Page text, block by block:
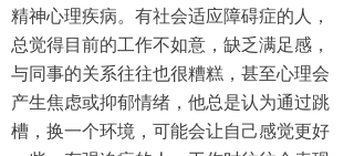
精神心理疾病。有社会适应障碍症的人，
总觉得目前的工作不如意，缺乏满足感，
与同事的关系往往也很糟糕，甚至心理会
产生焦虑或抑郁情绪，他总是认为通过跳
槽，换一个环境，可能会让自己感觉更好